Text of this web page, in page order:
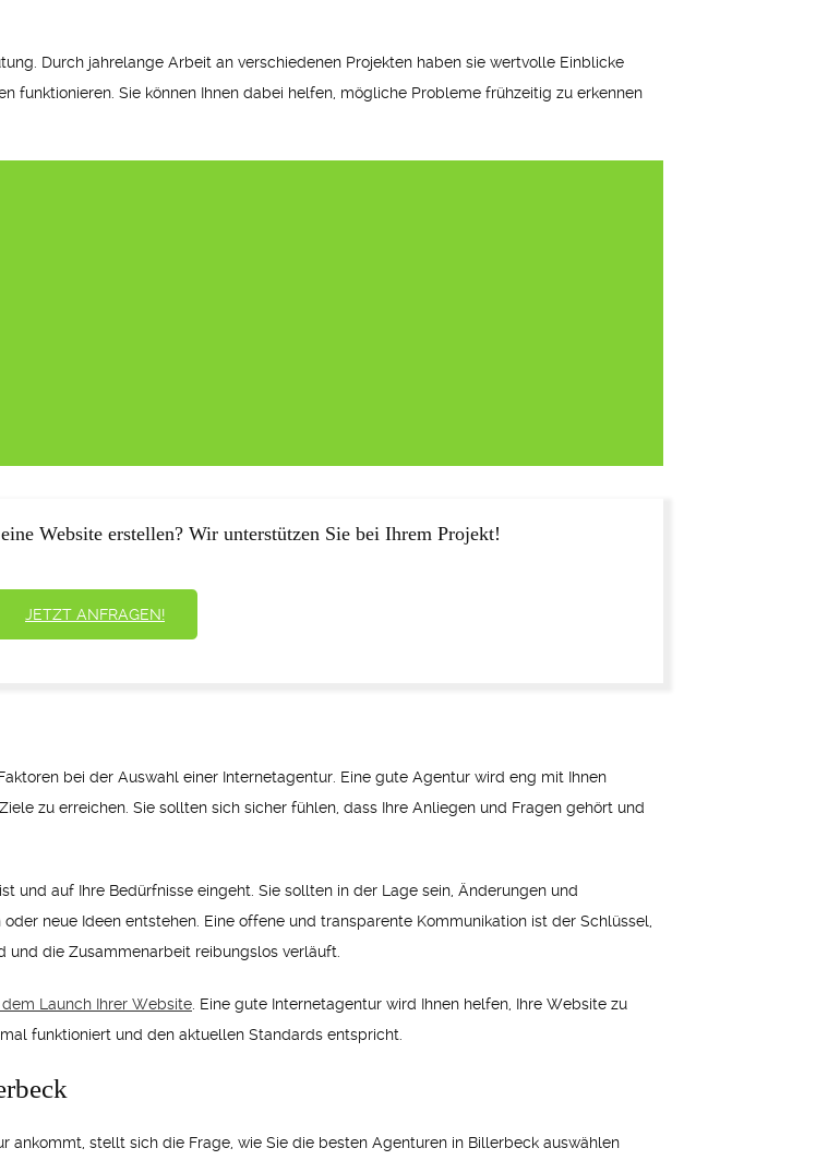
Durch jahrelange Arbeit an verschiedenen Projekten haben sie wertvolle Einblicke
funktionieren. Sie können Ihnen dabei helfen, mögliche Probleme frühzeitig zu erkennen
Website erstellen? Wir unterstützen Sie bei Ihrem Projekt!
JETZT ANFRAGEN!
bei der Auswahl einer Internetagentur. Eine gute Agentur wird eng mit Ihnen
zu erreichen. Sie sollten sich sicher fühlen, dass Ihre Anliegen und Fragen gehört und
und auf Ihre Bedürfnisse eingeht. Sie sollten in der Lage sein, Änderungen und
neue Ideen entstehen. Eine offene und transparente Kommunikation ist der Schlüssel,
und die Zusammenarbeit reibungslos verläuft.
Launch Ihrer Website. Eine gute Internetagentur wird Ihnen helfen, Ihre Website zu
funktioniert und den aktuellen Standards entspricht.
ankommt, stellt sich die Frage, wie Sie die besten Agenturen in Billerbeck auswählen